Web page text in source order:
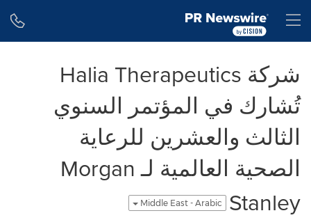
شركة Halia Therapeutics
تُشارك في المؤتمر السنوي
الثالث والعشرين للرعاية
الصحية العالمية لـ Morgan
Stanley
Middle East - Arabic